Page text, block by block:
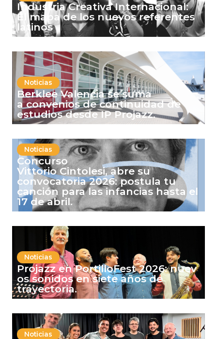
Industria Creativa Internacional:
El mapa de los nuevos referentes
latinos
Noticias
Berklee Valencia se suma
a convenios de continuidad de
estudios desde IP Projazz.
Noticias
Concurso
Vittorio Cintolesi, abre su
convocatoria 2026: postula tu
canción para las infancias hasta el
17 de abril.
Noticias
Projazz en PortilloFest 2026: nuev
os sonidos en siete años de
trayectoria.
Noticias